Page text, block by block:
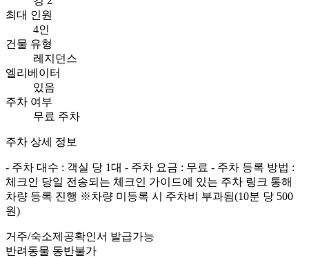
최대 인원
4인
건물 유형
레지던스
엘리베이터
있음
주차 여부
무료 주차
주차 상세 정보
- 주차 대수 : 객실 당 1대 - 주차 요금 : 무료 - 주차 등록 방법 :
체크인 당일 전송되는 체크인 가이드에 있는 주차 링크 통해
차량 등록 진행 ※차량 미등록 시 주차비 부과됨(10분 당 500
원)
거주/숙소제공확인서 발급가능
반려동물 동반불가